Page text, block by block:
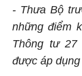
- Thưa Bộ
những điểm
Thông tư
được áp